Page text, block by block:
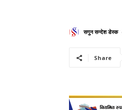
सगुन सन्देश डेस्क
Share